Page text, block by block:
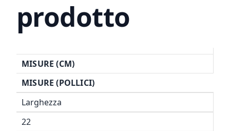
prodotto
MISURE (CM)
MISURE (POLLICI)
Larghezza
22